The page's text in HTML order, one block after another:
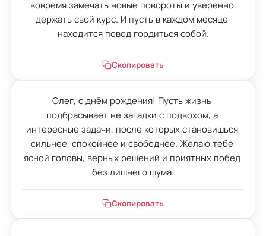
вовремя замечать новые повороты и уверенно
держать свой курс. И пусть в каждом месяце
находится повод гордиться собой.
Скопировать
Олег, с днём рождения! Пусть жизнь
подбрасывает не загадки с подвохом, а
интересные задачи, после которых становишься
сильнее, спокойнее и свободнее. Желаю тебе
ясной головы, верных решений и приятных побед
без лишнего шума.
Скопировать